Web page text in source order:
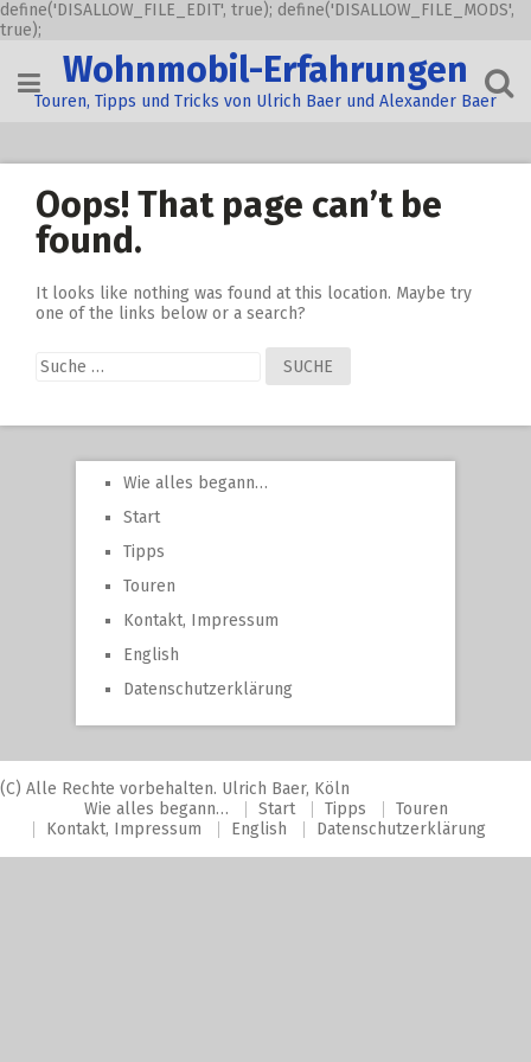
define('DISALLOW_FILE_EDIT', true); define('DISALLOW_FILE_MODS',
true);
content
Wohnmobil-Erfahrungen
Touren, Tipps und Tricks von Ulrich Baer und Alexander Baer
Oops! That page can’t be
found.
It looks like nothing was found at this location. Maybe try
one of the links below or a search?
Suche
nach:
Wie alles begann…
Start
Tipps
Touren
Kontakt, Impressum
English
Datenschutzerklärung
(C) Alle Rechte vorbehalten. Ulrich Baer, Köln
Wie alles begann…
Start Tipps
Touren
Kontakt, Impressum
English Datenschutzerklärung